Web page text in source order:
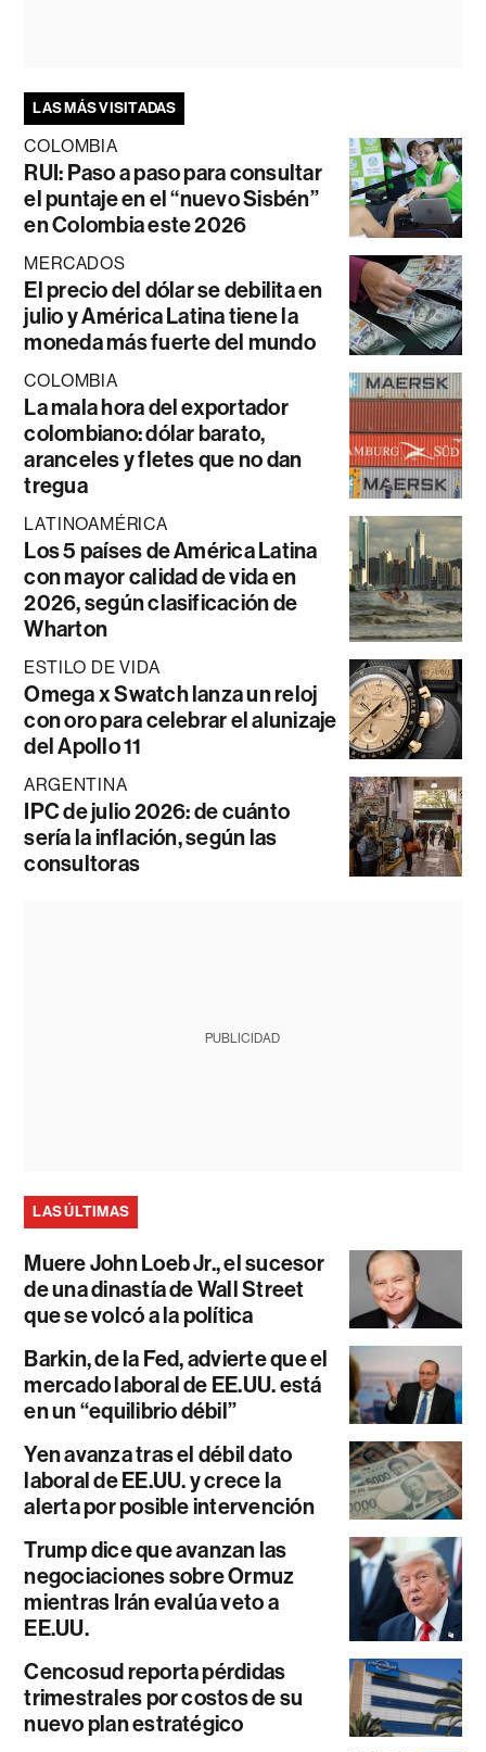
LAS MÁS VISITADAS
COLOMBIA
RUI: Paso a paso para consultar
el puntaje en el “nuevo Sisbén”
en Colombia este 2026
MERCADOS
El precio del dólar se debilita en
julio y América Latina tiene la
moneda más fuerte del mundo
COLOMBIA
La mala hora del exportador
colombiano: dólar barato,
aranceles y fletes que no dan
tregua
LATINOAMÉRICA
Los 5 países de América Latina
con mayor calidad de vida en
2026, según clasificación de
Wharton
ESTILO DE VIDA
Omega x Swatch lanza un reloj
con oro para celebrar el alunizaje
del Apollo 11
ARGENTINA
IPC de julio 2026: de cuánto
sería la inflación, según las
consultoras
PUBLICIDAD
LAS ÚLTIMAS
Muere John Loeb Jr., el sucesor
de una dinastía de Wall Street
que se volcó a la política
Barkin, de la Fed, advierte que el
mercado laboral de EE.UU. está
en un “equilibrio débil”
Yen avanza tras el débil dato
laboral de EE.UU. y crece la
alerta por posible intervención
Trump dice que avanzan las
negociaciones sobre Ormuz
mientras Irán evalúa veto a
EE.UU.
Cencosud reporta pérdidas
trimestrales por costos de su
nuevo plan estratégico